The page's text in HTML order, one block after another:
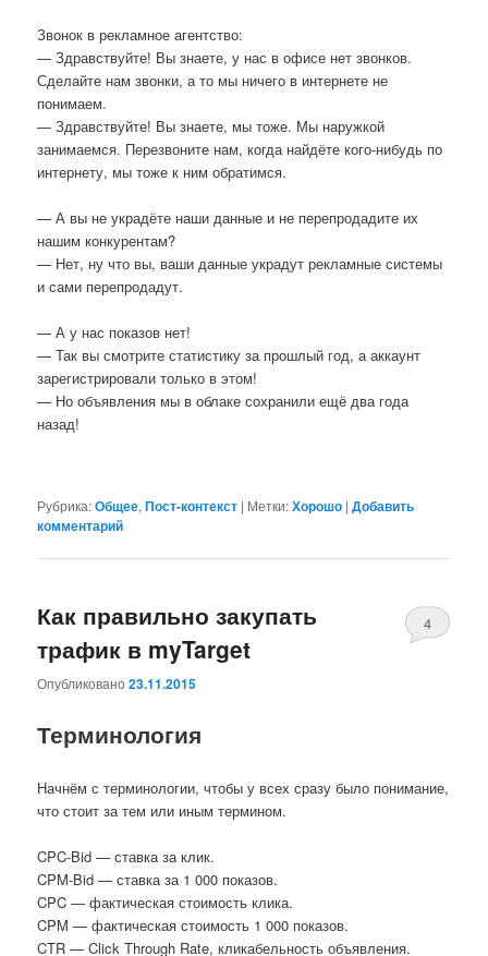
Звонок в рекламное агентство:
— Здравствуйте! Вы знаете, у нас в офисе нет звонков.
Сделайте нам звонки, а то мы ничего в интернете не
понимаем.
— Здравствуйте! Вы знаете, мы тоже. Мы наружкой
занимаемся. Перезвоните нам, когда найдёте кого-нибудь по
интернету, мы тоже к ним обратимся.
— А вы не украдёте наши данные и не перепродадите их
нашим конкурентам?
— Нет, ну что вы, ваши данные украдут рекламные системы
и сами перепродадут.
— А у нас показов нет!
— Так вы смотрите статистику за прошлый год, а аккаунт
зарегистрировали только в этом!
— Но объявления мы в облаке сохранили ещё два года
назад!
Рубрика:Общее,Пост-контекст | Метки:Хорошо |Добавить
комментарий
Как правильно закупать
трафик в myTarget
Опубликовано23.11.2015
4
Терминология
Начнём с терминологии, чтобы у всех сразу было понимание,
что стоит за тем или иным термином.
CPC-Bid — ставка за клик.
CPM-Bid — ставка за 1 000 показов.
CPC — фактическая стоимость клика.
CPM — фактическая стоимость 1 000 показов.
CTR — Click Through Rate, кликабельность объявления.